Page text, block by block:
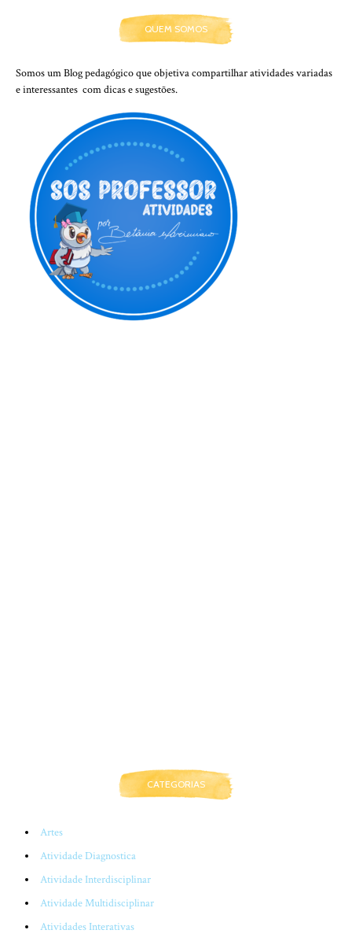
QUEM SOMOS
Somos um Blog pedagógico que objetiva compartilhar atividades variadas
e interessantes com dicas e sugestões.
CATEGORIAS
Artes
Atividade Diagnostica
Atividade Interdisciplinar
Atividade Multidisciplinar
Atividades Interativas